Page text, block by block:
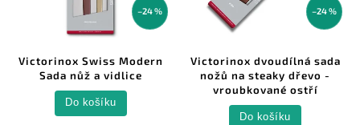
–24 %
Victorinox Swiss Modern
Sada nůž a vidlice
Do košíku
–24 %
Victorinox dvoudílná sada
nožů na steaky dřevo -
vroubkované ostří
Do košíku